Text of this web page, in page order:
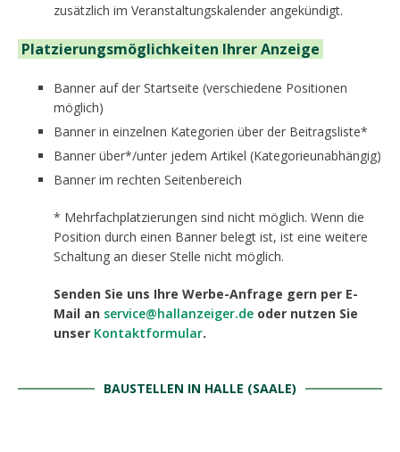
zusätzlich im Veranstaltungskalender angekündigt.
Platzierungsmöglichkeiten Ihrer Anzeige
Banner auf der Startseite (verschiedene Positionen
möglich)
Banner in einzelnen Kategorien über der Beitragsliste*
Banner über*/unter jedem Artikel (Kategorieunabhängig)
Banner im rechten Seitenbereich
* Mehrfachplatzierungen sind nicht möglich. Wenn die
Position durch einen Banner belegt ist, ist eine weitere
Schaltung an dieser Stelle nicht möglich.
Senden Sie uns Ihre Werbe-Anfrage gern per E-
Mail an service@hallanzeiger.de oder nutzen Sie
unser Kontaktformular.
BAUSTELLEN IN HALLE (SAALE)